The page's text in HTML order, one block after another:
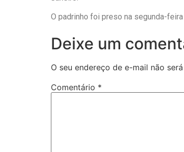
O padrinho foi preso na segunda-
Deixe um
O seu endereço de e-mail não
Comentário *